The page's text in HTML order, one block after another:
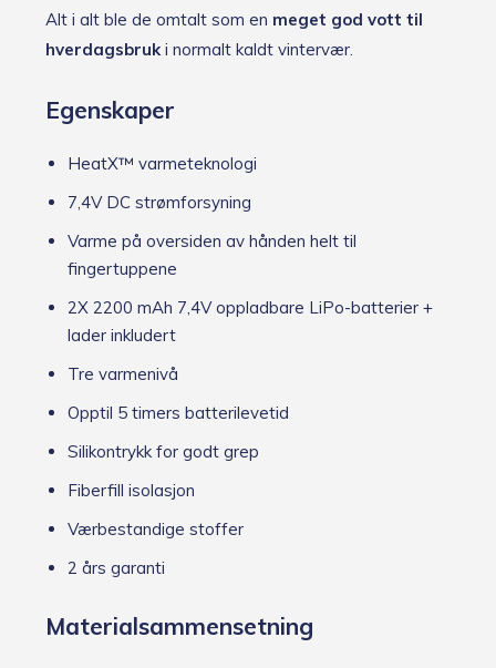
Alt i alt ble de omtalt som en meget god vott til
hverdagsbruki normalt kaldt vintervær.
Egenskaper
HeatX™ varmeteknologi
7,4V DC strømforsyning
Varme på oversiden av hånden helt til
fingertuppene
2X 2200 mAh 7,4V oppladbare LiPo-batterier +
lader inkludert
Tre varmenivå
Opptil 5 timers batterilevetid
Silikontrykk for godt grep
Fiberfill isolasjon
Værbestandige stoffer
2 års garanti
Materialsammensetning